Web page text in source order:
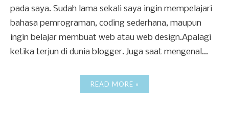
pada saya. Sudah lama sekali saya ingin mempelajari
bahasa pemrograman, coding sederhana, maupun
ingin belajar membuat web atau web design.Apalagi
ketika terjun di dunia blogger. Juga saat mengenal...
READ MORE »